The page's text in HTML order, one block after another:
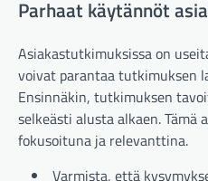
Parhaat käytännöt
Asiakastutkimuksissa on
voivat parantaa tutkimuksen
Ensinnäkin, tutkimuksen
selkeästi alusta alkaen.
fokusoituna ja relevanttina.
Varmista, että